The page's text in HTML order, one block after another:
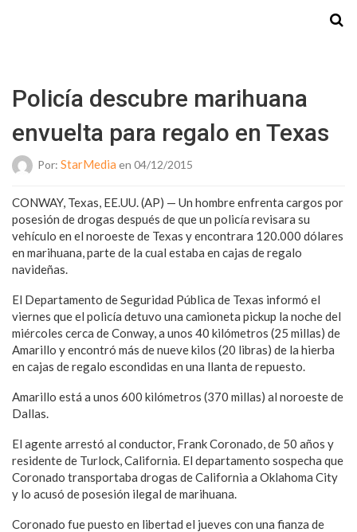
Policía descubre marihuana
envuelta para regalo en Texas
Por: StarMedia en 04/12/2015
CONWAY, Texas, EE.UU. (AP) — Un hombre enfrenta cargos por
posesión de drogas después de que un policía revisara su
vehículo en el noroeste de Texas y encontrara 120.000 dólares
en marihuana, parte de la cual estaba en cajas de regalo
navideñas.
El Departamento de Seguridad Pública de Texas informó el
viernes que el policía detuvo una camioneta pickup la noche del
miércoles cerca de Conway, a unos 40 kilómetros (25 millas) de
Amarillo y encontró más de nueve kilos (20 libras) de la hierba
en cajas de regalo escondidas en una llanta de repuesto.
Amarillo está a unos 600 kilómetros (370 millas) al noroeste de
Dallas.
El agente arrestó al conductor, Frank Coronado, de 50 años y
residente de Turlock, California. El departamento sospecha que
Coronado transportaba drogas de California a Oklahoma City
y lo acusó de posesión ilegal de marihuana.
Coronado fue puesto en libertad el jueves con una fianza de